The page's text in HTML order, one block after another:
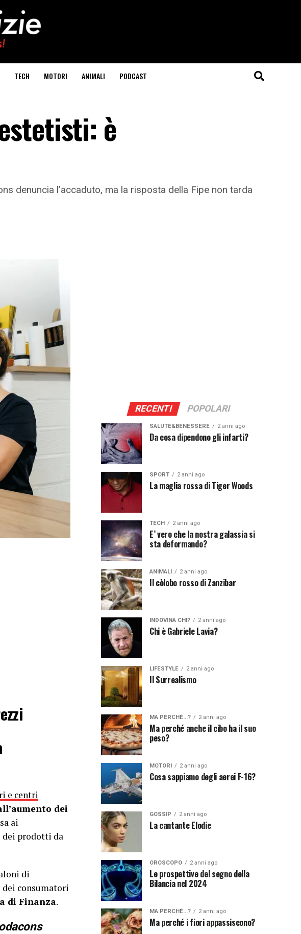
TECH MOTORI ANIMALI PODCAST
è
denuncia l’accaduto, ma la risposta della Fipe non tarda
e centri
dei
ai
prodotti da
di
dei consumatori
di Finanza.
RECENTI POPOLARI
SALUTE&BENESSERE 2 anni ago
Da cosa dipendono gli infarti?
SPORT 2 anni ago
La maglia rossa di Tiger Woods
TECH 2 anni ago
E’ vero che la nostra galassia si
sta deformando?
ANIMALI 2 anni ago
Il còlobo rosso di Zanzibar
INDOVINA CHI? 2 anni ago
Chi è Gabriele Lavia?
LIFESTYLE 2 anni ago
Il Surrealismo
MA PERCHÉ...? 2 anni ago
Ma perché anche il cibo ha il suo
peso?
MOTORI 2 anni ago
Cosa sappiamo degli aerei F-16?
GOSSIP 2 anni ago
La cantante Elodie
OROSCOPO 2 anni ago
Le prospettive del segno della
Bilancia nel 2024
MA PERCHÉ...? 2 anni ago
Ma perché i fiori appassiscono?